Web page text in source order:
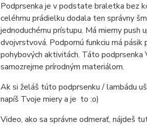
Podprsenka je v podstate braletka bez
celéhmu prádielku dodala ten správny
jednoduchému prístupu. Má mierny
dvojvrstvová. Podpornú funkciu má
pohybových aktivitách. Táto podprsenka
samozrejme prírodným materiálom.
Ak si želáš túto podprsenku / lambádu
napíš Tvoje miery a je to :o)
Video, ako sa správne odmerať, nájdeš